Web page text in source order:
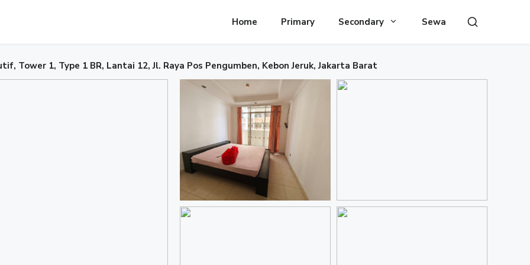
Home Primary Secondary Sewa
Tower 1, Type 1 BR, Lantai 12, Jl. Raya Pos Pengumben, Kebon Jeruk, Jakarta Barat